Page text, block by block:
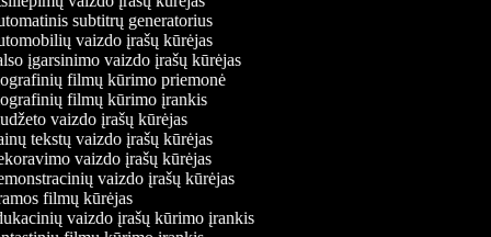
subtitrų generatorius
vaizdo įrašų kūrėjas
įgarsinimo vaizdo įrašų kūrėjas
filmų kūrimo priemonė
filmų kūrimo įrankis
vaizdo įrašų kūrėjas
tekstų vaizdo įrašų kūrėjas
vaizdo įrašų kūrėjas
vaizdo įrašų kūrėjas
filmų kūrėjas
vaizdo įrašų kūrimo įrankis